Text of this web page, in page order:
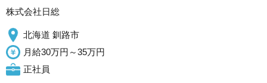
株式会社日総
北海道 釧路市
月給30万円～35万円
正社員